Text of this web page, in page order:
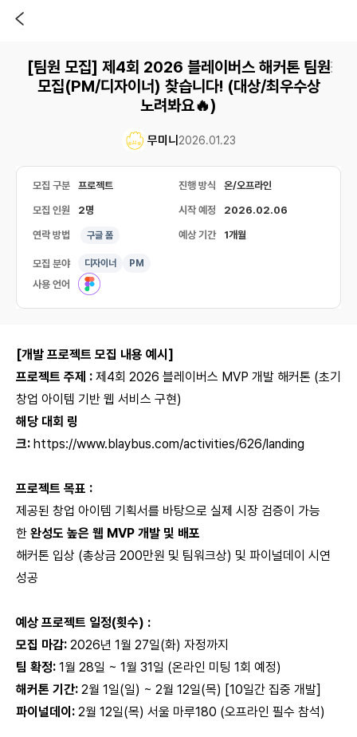
[팀원 모집] 제4회 2026 블레이버스 해커톤 팀원
모집(PM/디자이너) 찾습니다! (대상/최우수상
노려봐요🔥)
무미니 2026.01.23
모집 구분 프로젝트 진행 방식 온/오프라인
모집 인원 2명 시작 예정 2026.02.06
연락 방법 구글 폼 예상 기간 1개월
모집 분야 디자이너 PM
사용 언어
[개발 프로젝트 모집 내용 예시]
프로젝트 주제 : 제4회 2026 블레이버스 MVP 개발 해커톤 (초기
창업 아이템 기반 웹 서비스 구현)
해당 대회 링
크: https://www.blaybus.com/activities/626/landing
프로젝트 목표 :
제공된 창업 아이템 기획서를 바탕으로 실제 시장 검증이 가능
한 완성도 높은 웹 MVP 개발 및 배포
해커톤 입상 (총상금 200만원 및 팀워크상) 및 파이널데이 시연
성공
예상 프로젝트 일정(횟수) :
모집 마감: 2026년 1월 27일(화) 자정까지
팀 확정: 1월 28일 ~ 1월 31일 (온라인 미팅 1회 예정)
해커톤 기간: 2월 1일(일) ~ 2월 12일(목) [10일간 집중 개발]
파이널데이: 2월 12일(목) 서울 마루180 (오프라인 필수 참석)